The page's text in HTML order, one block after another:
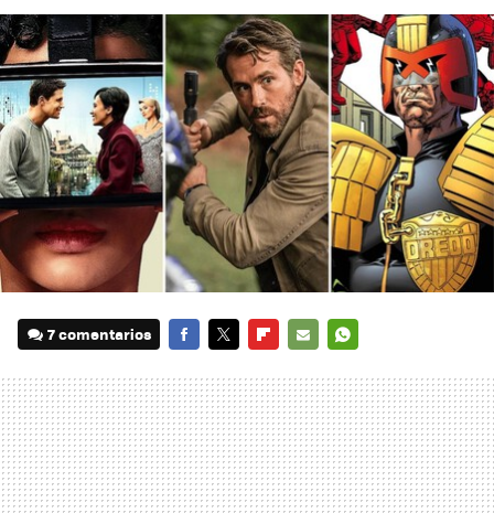
7 comentarios
MAIL